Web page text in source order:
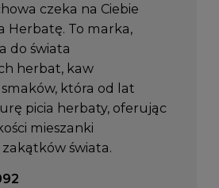
czeka na Ciebie
Herbatę. To marka,
do świata
herbat, kaw
która od lat
picia herbaty, oferując
mieszanki
świata.